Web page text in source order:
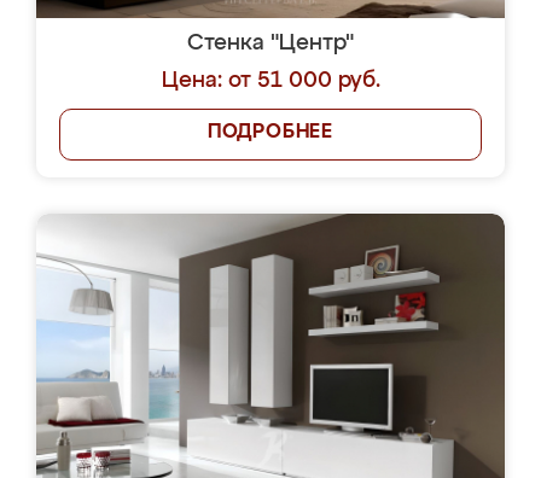
Стенка "Центр"
Цена: от 51 000 руб.
ПОДРОБНЕЕ